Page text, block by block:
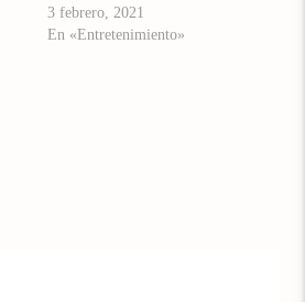
3 febrero, 2021
En «Entretenimiento»